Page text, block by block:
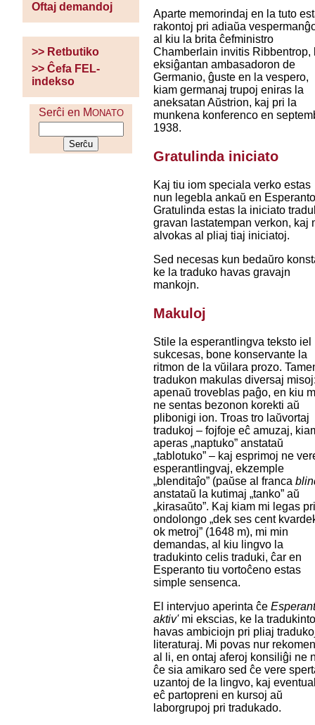
Oftaj demandoj
>> Retbutiko
>> Ĉefa FEL-
indekso
Serĉi en MONATO
Aparte memorindaj en la tuto
rakontoj pri adiaŭa
al kiu la brita ĉefministro
Chamberlain invitis Ribbentrop,
eksiĝantan ambasadoron de
Germanio, ĝuste en la vespero,
kiam germanaj trupoj eniras la
aneksatan Aŭstrion, kaj pri la
munkena konferenco en
1938.
Gratulinda iniciato
Kaj tiu iom speciala verko estas
nun legebla ankaŭ en
Gratulinda estas la iniciato
gravan lastatempan verkon, kaj
alvokas al pliaj tiaj iniciatoj.
Sed necesas kun bedaŭro
ke la traduko havas gravajn
mankojn.
Makuloj
Stile la esperantlingva teksto iel
sukcesas, bone konservante la
ritmon de la vŭilara prozo.
tradukon makulas diversaj
apenaŭ troveblas paĝo, en kiu
ne sentas bezonon korekti aŭ
plibonigi ion. Troas tro laŭvortaj
tradukoj – fojfoje eĉ amuzaj,
aperas „naptuko” anstataŭ
„tablotuko” – kaj esprimoj ne
esperantlingvaj, ekzemple
„blenditaĵo” (paŭse al franca
anstataŭ la kutimaj „tanko” aŭ
„kirasaŭto”. Kaj kiam mi legas
ondolongo „dek ses cent
ok metroj” (1648 m), mi min
demandas, al kiu lingvo la
tradukinto celis traduki, ĉar en
Esperanto tiu vortoĉeno estas
simple sensenca.
El intervjuo aperinta ĉe
aktiv'mi ekscias, ke la
havas ambiciojn pri pliaj
literaturaj. Mi povas nur
al li, en ontaj aferoj konsiliĝi ne
ĉe sia amikaro sed ĉe vere
uzantoj de la lingvo, kaj
eĉ partopreni en kursoj aŭ
laborgrupoj pri tradukado.